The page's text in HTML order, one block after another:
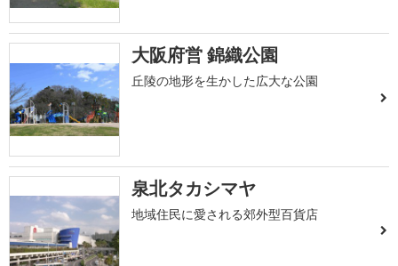
大阪府営 錦織公園
丘陵の地形を生かした広大な公園
泉北タカシマヤ
地域住民に愛される郊外型百貨店